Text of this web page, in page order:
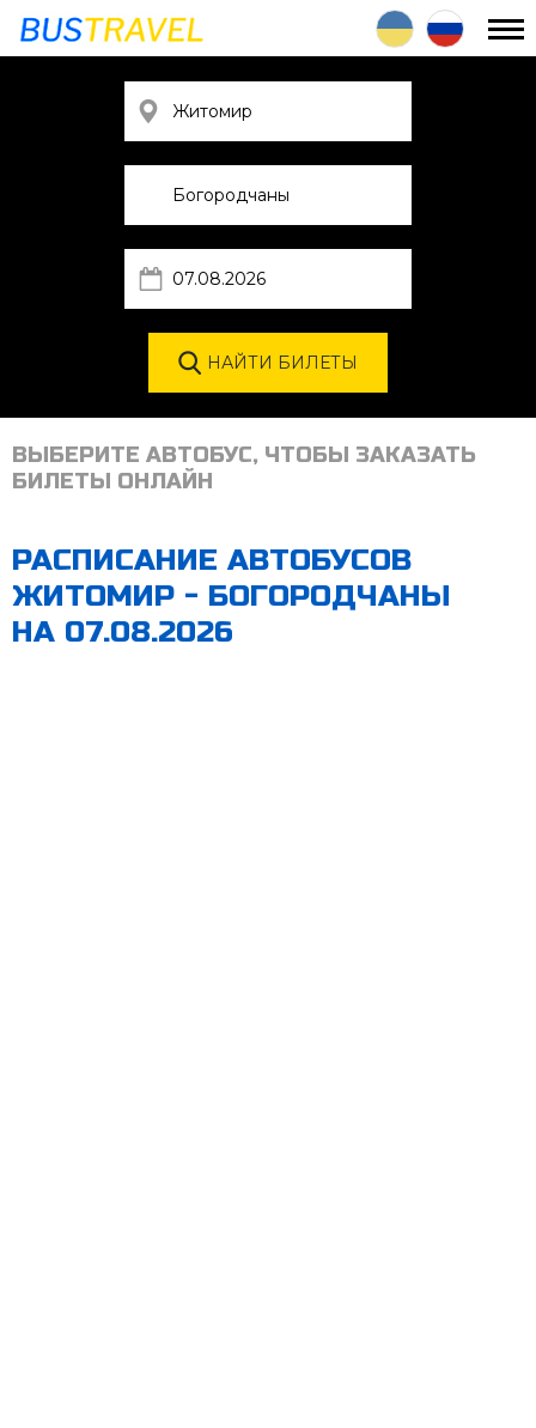
ВЫБЕРИТЕ АВТОБУС, ЧТОБЫ ЗАКАЗАТЬ
БИЛЕТЫ ОНЛАЙН
РАСПИСАНИЕ АВТОБУСОВ
ЖИТОМИР - БОГОРОДЧАНЫ
НА 07.08.2026